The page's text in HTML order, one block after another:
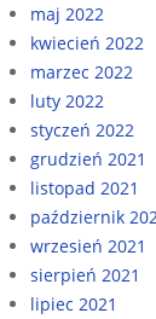
maj 2022
kwiecień 2022
marzec 2022
luty 2022
styczeń 2022
grudzień 2021
listopad 2021
październik
wrzesień 2021
sierpień 2021
lipiec 2021